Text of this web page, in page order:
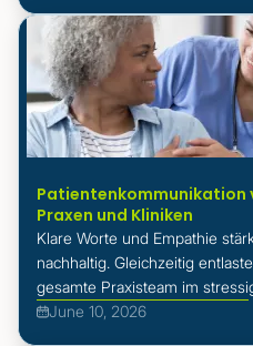
Patientenkommunikation
Praxen und Kliniken
Klare Worte und Empathie
nachhaltig. Gleichzeitig
gesamte Praxisteam im
June 10, 2026